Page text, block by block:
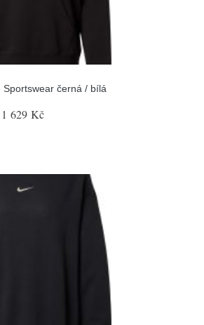
Sportswear černá / bílá
1 629 Kč